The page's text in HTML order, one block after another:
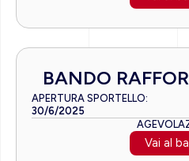
BANDO
APERTURA SPORTELLO:
30/6/2025
Vai al